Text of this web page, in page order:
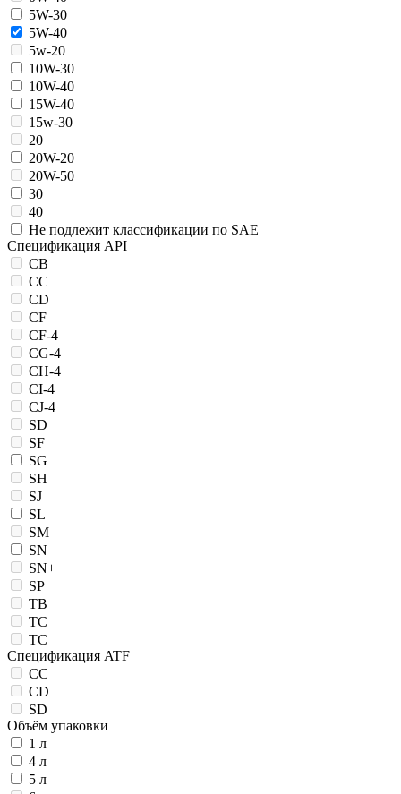
5W-30
5W-40
5w-20
10W-30
10W-40
15W-40
15w-30
20
20W-20
20W-50
30
40
Не подлежит классификации по SAE
Спецификация API
CB
CC
CD
CF
CF-4
CG-4
CH-4
CI-4
CJ-4
SD
SF
SG
SH
SJ
SL
SM
SN
SN+
SP
TB
TC
ТС
Спецификация ATF
CC
CD
SD
Объём упаковки
1 л
4 л
5 л